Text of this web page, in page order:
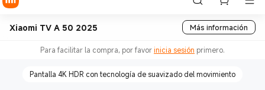
Xiaomi TV A 50 2025 Más información
Para facilitar la compra, por favorinicia sesión primero.
Pantalla 4K HDR con tecnología de suavizado del movimiento